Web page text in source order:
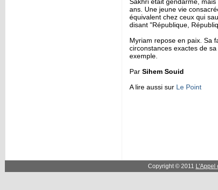
ans. Une jeune vie
équivalent chez ceux qui
disant "République,
Myriam repose en paix. Sa
circonstances exactes de
exemple.
Par Sihem Souid
A lire aussi sur Le Point
Copyright © 2011 L'Appel